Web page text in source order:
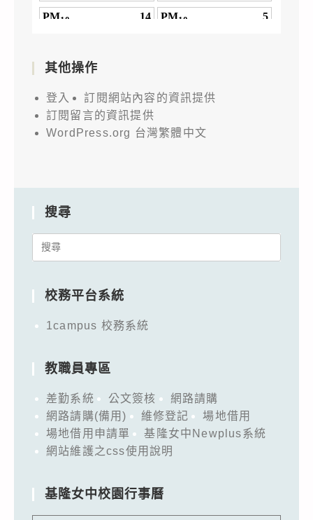
其他操作
登入
訂閱網站內容的資訊提供
訂閱留言的資訊提供
WordPress.org 台灣繁體中文
搜尋
Search
校務平台系統
1campus 校務系統
教職員專區
差勤系統 公文簽核
網路請購
網路請購(備用)
維修登記
場地借用
場地借用申請單
基隆女中Newplus系統
網站維護之css使用說明
基隆女中校園行事曆